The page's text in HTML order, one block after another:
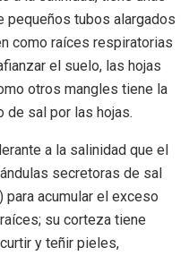
pequeños tubos alargados
como raíces respiratorias
el suelo, las hojas
otros mangles tiene la
de sal por las hojas.
a la salinidad que el
secretoras de sal
acumular el exceso
su corteza tiene
y teñir pieles,